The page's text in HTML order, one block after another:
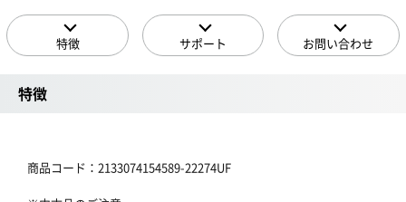
特徴 サポート お問い合わせ
特徴
商品コード：2133074154589-22274UF